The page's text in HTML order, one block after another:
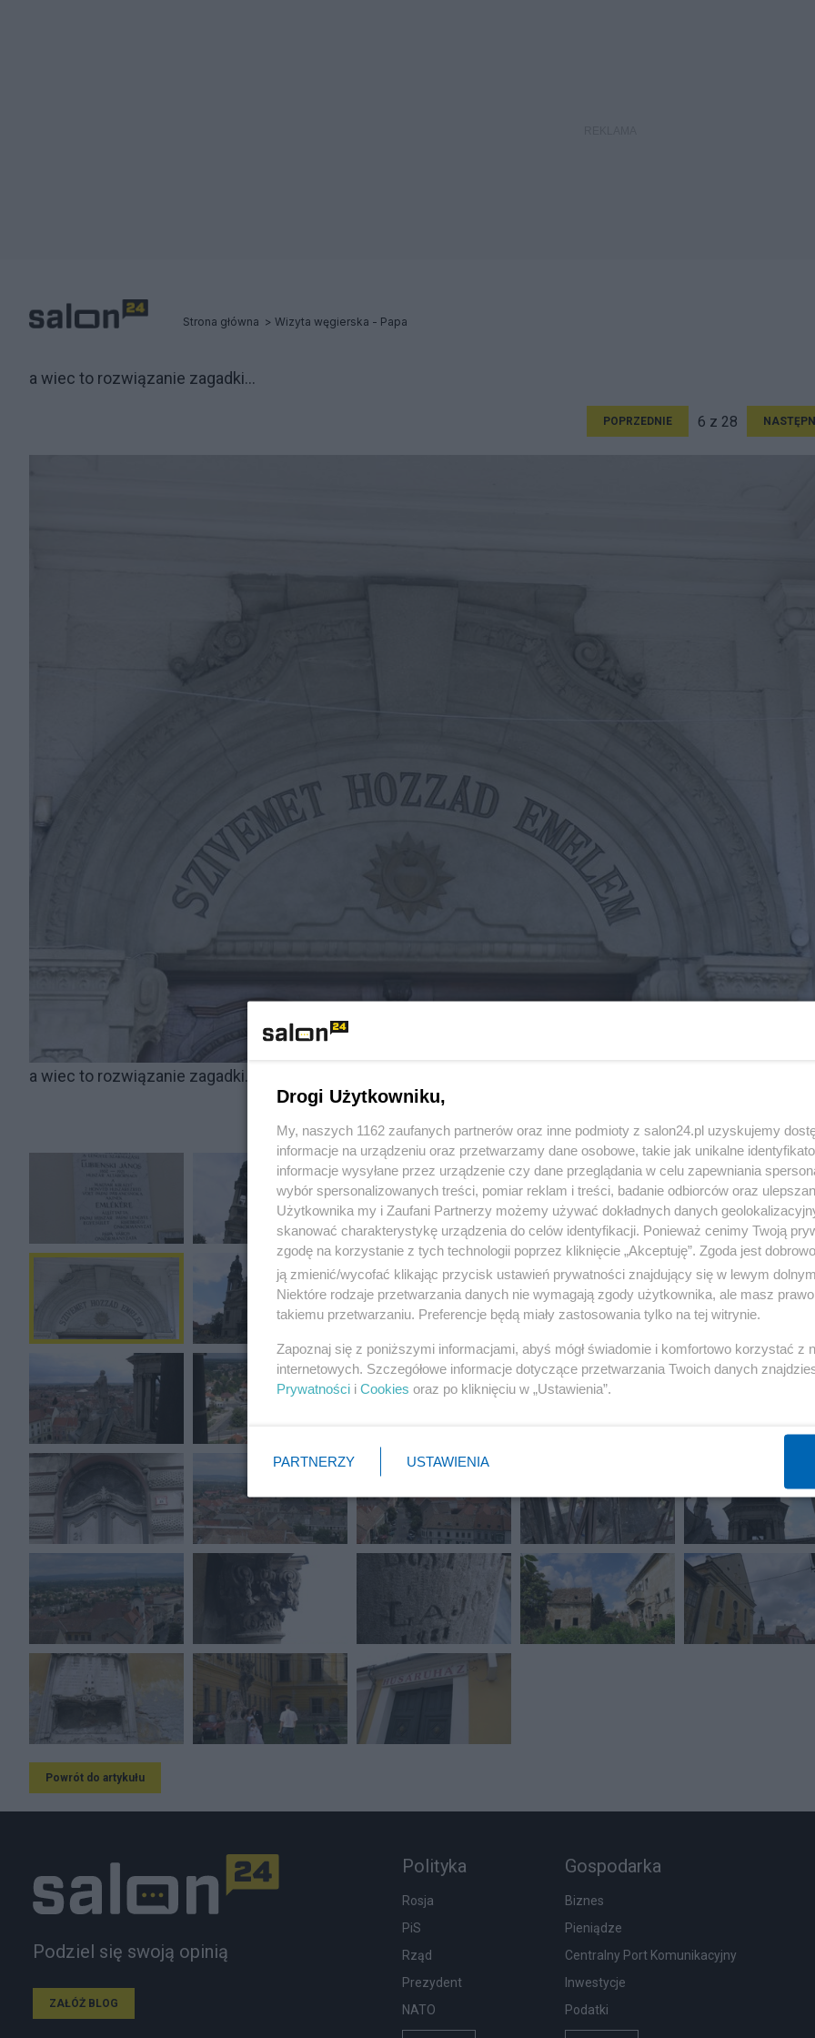
Strona główna Wizyta węgierska - Papa
a wiec to rozwiązanie zagadki...
POPRZEDNIE 6 z 28
a wiec to rozwiązanie zagadki...
Powrót do artykułu
Podziel się swoją opinią
ZAŁÓŻ BLOG
Polityka
Rosja
PiS
Rząd
Prezydent
NATO
Gospodarka
Biznes
Pieniądze
Centralny Port Komunikacyjny
Inwestycje
Podatki
Drogi Użytkowniku,
My, naszych 1162 zaufanych partnerów oraz inne podmioty z salon24.pl uzyskujemy
informacje na urządzeniu oraz przetwarzamy dane osobowe, takie jak unikalne
informacje wysyłane przez urządzenie czy dane przeglądania w celu zapewniania
wybór spersonalizowanych treści, pomiar reklam i treści, badanie odbiorców oraz
Użytkownika my i Zaufani Partnerzy możemy używać dokładnych danych
skanować charakterystykę urządzenia do celów identyfikacji. Ponieważ cenimy Twoją
zgodę na korzystanie z tych technologii poprzez kliknięcie „Akceptuję”. Zgoda jest
ją zmienić/wycofać klikając przycisk ustawień prywatności znajdujący się w lewym
Niektóre rodzaje przetwarzania danych nie wymagają zgody użytkownika, ale masz
takiemu przetwarzaniu. Preferencje będą miały zastosowania tylko na tej witrynie.
Zapoznaj się z poniższymi informacjami, abyś mógł świadomie i komfortowo korzystać z
internetowych. Szczegółowe informacje dotyczące przetwarzania Twoich danych
Prywatności i Cookies oraz po kliknięciu w „Ustawienia”.
PARTNERZY USTAWIENIA